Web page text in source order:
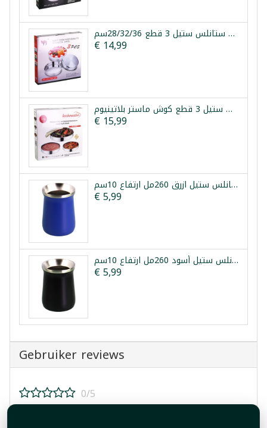
طقم صواني فرن ستانلس ستيل 3 قطع 28/32/36سم
€ 14,99
طقم صواني فرن ستانلس ستيل 3 قطع كوش ماستر بلاتينيوم
€ 15,99
كوب متة حراري ستانلس ستيل ازرق 260مل ارتفاع 10سم
€ 5,99
كوب متة حراري ستانلس ستيل أسود 260مل ارتفاع 10سم
€ 5,99
Gebruiker reviews
0/5